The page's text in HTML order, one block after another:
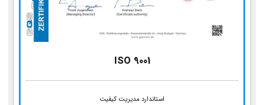
ISO 9001
استاندارد مدیریت کیفیت